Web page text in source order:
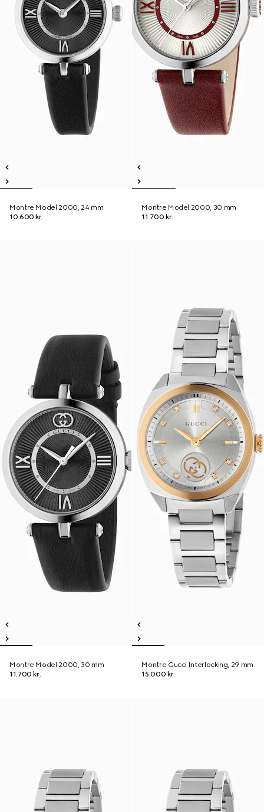
Montre Model 2000, 24 mm
10.600 kr.
Montre Model 2000, 30 mm
11.700 kr.
Montre Model 2000, 30 mm
11.700 kr.
Montre Gucci Interlocking, 29 mm
15.000 kr.